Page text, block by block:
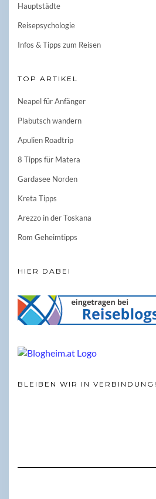
Hauptstädte
Reisepsychologie
Infos & Tipps zum Reisen
TOP ARTIKEL
Neapel für Anfänger
Plabutsch wandern
Apulien Roadtrip
8 Tipps für Matera
Gardasee Norden
Kreta Tipps
Arezzo in der Toskana
Rom Geheimtipps
HIER DABEI
BLEIBEN WIR IN VERBINDUNG!